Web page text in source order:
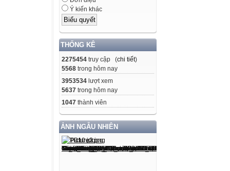
Ý kiến khác
THỐNG KÊ
2275454 truy cập (chi tiết)
5568 trong hôm nay
3953534 lượt xem
5637 trong hôm nay
1047 thành viên
ẢNH NGẪU NHIÊN